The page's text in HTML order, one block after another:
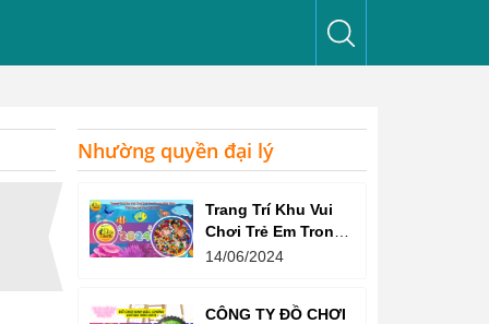
Nhường quyền đại lý
Trang Trí Khu Vui
Chơi Trẻ Em Trong
Nhà Như Thế Nào
14/06/2024
CÔNG TY ĐỒ CHƠI